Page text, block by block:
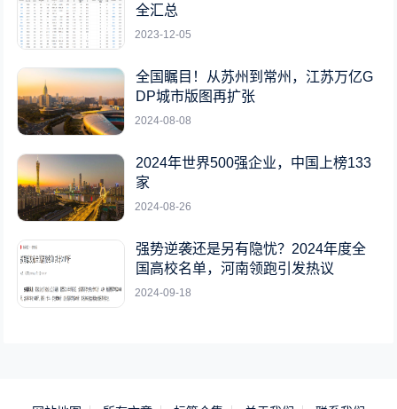
全汇总
2023-12-05
全国瞩目！从苏州到常州，江苏万亿G
DP城市版图再扩张
2024-08-08
2024年世界500强企业，中国上榜133
家
2024-08-26
强势逆袭还是另有隐忧？2024年度全
国高校名单，河南领跑引发热议
2024-09-18